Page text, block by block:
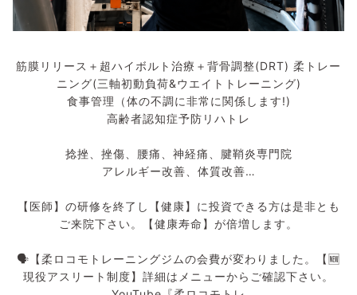
筋膜リリース＋超ハイボルト治療＋背骨調整(DRT) 柔トレー
ニング(三軸初動負荷&ウエイトトレーニング)
食事管理（体の不調に非常に関係します!)
高齢者認知症予防リハトレ
捻挫、挫傷、腰痛、神経痛、腱鞘炎専門院
アレルギー改善、体質改善…
【医師】の研修を終了し【健康】に投資できる方は是非とも
ご来院下さい。【健康寿命】が倍増します。
🗣️【柔ロコモトレーニングジムの会費が変わりました。【🆕
現役アスリート制度】詳細はメニューからご確認下さい。